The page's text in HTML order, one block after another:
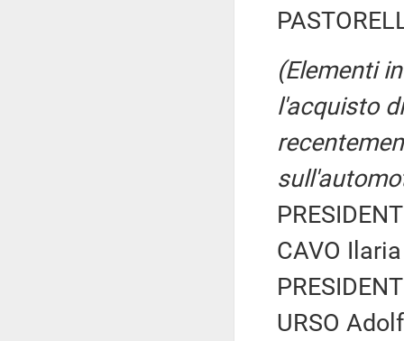
(Elementi
l'acquisto
CAVO
URSO